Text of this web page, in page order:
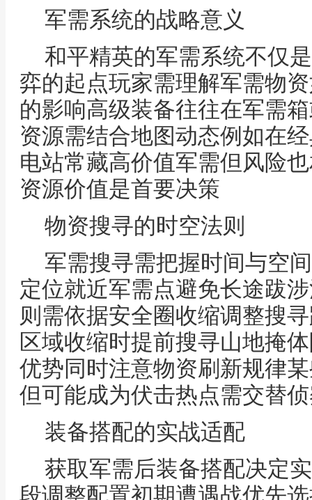
军需系统的战略意义
和平精英的军需系统不仅
弈的起点玩家需理解军需物
的影响高级装备往往在军需
资源需结合地图动态例如在
电站常藏高价值军需但风险
资源价值是首要决策
物资搜寻的时空法则
军需搜寻需把握时间与空
定位就近军需点避免长途跋
则需依据安全圈收缩调整搜
区域收缩时提前搜寻山地掩
优势同时注意物资刷新规律
但可能成为伏击热点需交替
装备搭配的实战适配
获取军需后装备搭配决定